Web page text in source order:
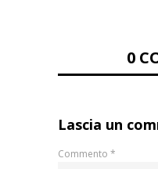
0
Lascia un
Commento *